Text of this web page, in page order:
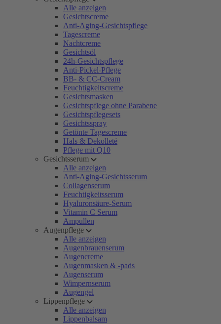
Alle anzeigen
Gesichtscreme
Anti-Aging-Gesichtspflege
Tagescreme
Nachtcreme
Gesichtsöl
24h-Gesichtspflege
Anti-Pickel-Pflege
BB- & CC-Cream
Feuchtigkeitscreme
Gesichtsmasken
Gesichtspflege ohne Parabene
Gesichtspflegesets
Gesichtsspray
Getönte Tagescreme
Hals & Dekolleté
Pflege mit Q10
Gesichtsserum
Alle anzeigen
Anti-Aging-Gesichtsserum
Collagenserum
Feuchtigkeitsserum
Hyaluronsäure-Serum
Vitamin C Serum
Ampullen
Augenpflege
Alle anzeigen
Augenbrauenserum
Augencreme
Augenmasken & -pads
Augenserum
Wimpernserum
Augengel
Lippenpflege
Alle anzeigen
Lippenbalsam